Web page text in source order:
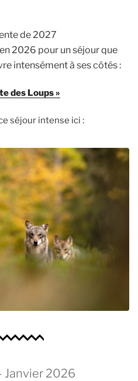
de 2027
2026 pour un séjour que
intensément à ses côtés :
des Loups »
séjour intense ici :
Janvier 2026